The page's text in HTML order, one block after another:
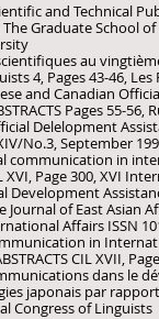
and Technical
The Graduate
au
Pages 43-46, Les
and Canadian
Pages 55-56,
Delelopment
No.3, September
communication in
Page 300, XVI
Development
of East Asian
Affairs ISSN
in
CIL XVII,
dans le
par rapport à
of Linguists